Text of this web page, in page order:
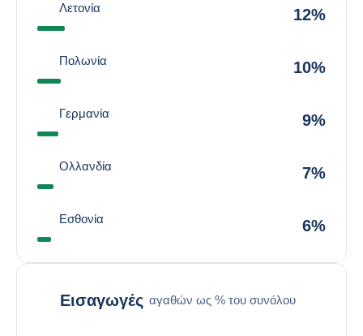
Λετονία 12%
Πολωνία 10%
Γερμανία 9%
Ολλανδία 7%
Εσθονία 6%
Εισαγωγές αγαθών ως % του συνόλου